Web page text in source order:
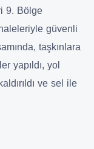
9. Bölge
güvenli
taşkınlara
yapıldı, yol
ve sel ile